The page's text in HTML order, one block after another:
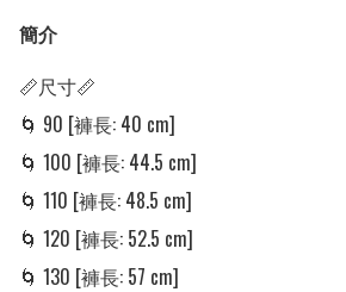
簡介
📏尺寸📏
🌀 90 [褲長: 40 cm]
🌀 100 [褲長: 44.5 cm]
🌀 110 [褲長: 48.5 cm]
🌀 120 [褲長: 52.5 cm]
🌀 130 [褲長: 57 cm]